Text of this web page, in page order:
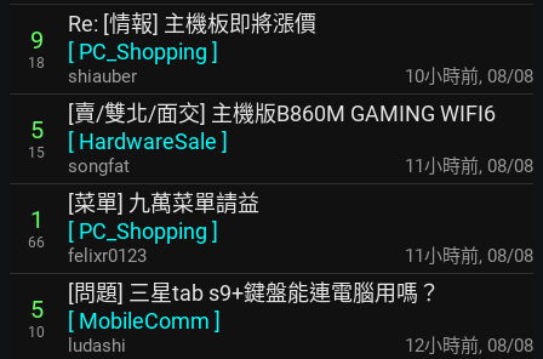
9
18
Re: [情報] 主機板即將漲價
[ PC_Shopping ]
shiauber 10小時前, 08/08
5
15
[賣/雙北/面交] 主機版B860M GAMING WIFI6
[ HardwareSale ]
songfat 11小時前, 08/08
1
66
[菜單] 九萬菜單請益
[ PC_Shopping ]
felixr0123 11小時前, 08/08
5
10
[問題] 三星tab s9+鍵盤能連電腦用嗎？
[ MobileComm ]
ludashi 12小時前, 08/08